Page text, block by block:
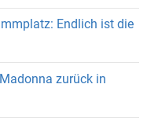
Endlich ist die
zurück in